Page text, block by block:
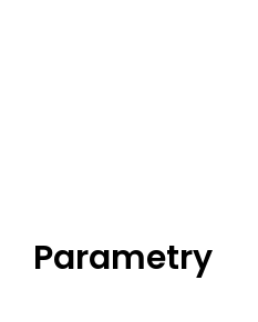
Parametry